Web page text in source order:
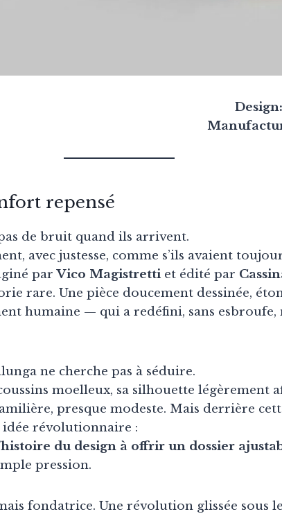
Design:
repensé
de bruit quand ils arrivent.
avec justesse, comme s’ils avaient
parVico Magistrettiet édité par
rare. Une pièce doucement dessinée,
humaine — qui a redéfini, sans esbroufe,
ne cherche pas à séduire.
moelleux, sa silhouette légèrement
presque modeste. Mais derrière
idée révolutionnaire :
du design à offrir un dossier
pression.
fondatrice. Une révolution glissée sous